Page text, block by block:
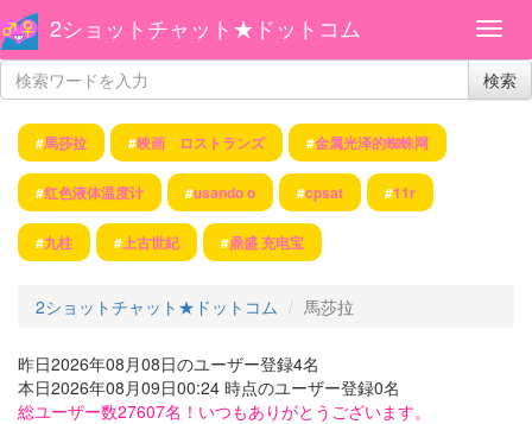
2ショットチャット★ドットコム
検索
#馬莎拉 #映画 ロストランズ #金属光泽的蜘蛛网
#红色液体温度计 #usando o #cpsat #11r
#九柱 #上古世紀 #鼎盛 充电宝
2ショットチャット★ドットコム 馬莎拉
昨日2026年08月08日のユーザー登録4名
本日2026年08月09日00:24 時点のユーザー登録0名
総ユーザー数27607名！いつもありがとうございます。